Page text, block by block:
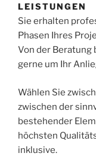
LEISTUNGEN
Sie erhalten
Phasen Ihres
Von der Beratung
gerne um Ihr
Wählen Sie
zwischen der
bestehender
höchsten
inklusive.